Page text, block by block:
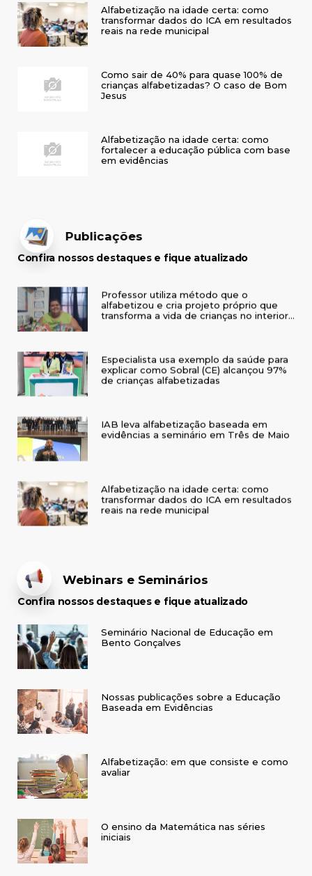
Alfabetização na idade certa: como
transformar dados do ICA em resultados
reais na rede municipal
Como sair de 40% para quase 100% de
crianças alfabetizadas? O caso de Bom
Jesus
Alfabetização na idade certa: como
fortalecer a educação pública com base
em evidências
Publicações
Confira nossos destaques e fique atualizado
Professor utiliza método que o
alfabetizou e cria projeto próprio que
transforma a vida de crianças no interior
do RS
Especialista usa exemplo da saúde para
explicar como Sobral (CE) alcançou 97%
de crianças alfabetizadas
IAB leva alfabetização baseada em
evidências a seminário em Três de Maio
Alfabetização na idade certa: como
transformar dados do ICA em resultados
reais na rede municipal
Webinars e Seminários
Confira nossos destaques e fique atualizado
Seminário Nacional de Educação em
Bento Gonçalves
Nossas publicações sobre a Educação
Baseada em Evidências
Alfabetização: em que consiste e como
avaliar
O ensino da Matemática nas séries
iniciais